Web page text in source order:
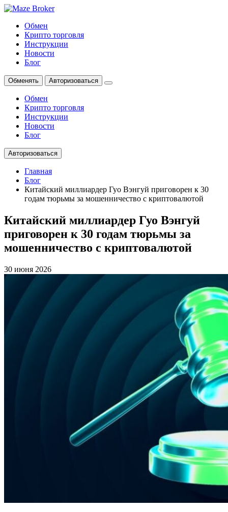
Обмен
Крипто торговля
Инструкции
Новости
Блог
Обменять Авторизоваться
Обмен
Крипто торговля
Инструкции
Новости
Блог
Авторизоваться
Главная
Блог
Китайский миллиардер Гуо Вэнгуй приговорен к 30
годам тюрьмы за мошенничество с криптовалютой
Китайский миллиардер Гуо Вэнгуй
приговорен к 30 годам тюрьмы за
мошенничество с криптовалютой
30 июня 2026